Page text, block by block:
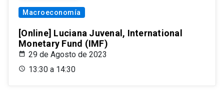
Macroeconomía
[Online] Luciana Juvenal, International
Monetary Fund (IMF)
29 de Agosto de 2023
13:30 a 14:30